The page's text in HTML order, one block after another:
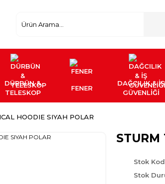
DÜRBÜN &
TELESKOP
FENER
DAĞCILIK & İŞ
GÜVENLİĞİ
HOODIE SIYAH POLAR
STURM
Stok
Stok